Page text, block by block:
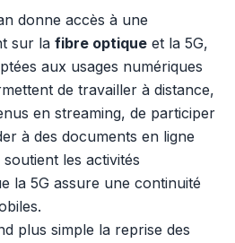
donne accès à une
sur la fibre optique et la 5G,
aux usages numériques
de travailler à distance,
en streaming, de participer
à des documents en ligne
les activités
la 5G assure une continuité
plus simple la reprise des